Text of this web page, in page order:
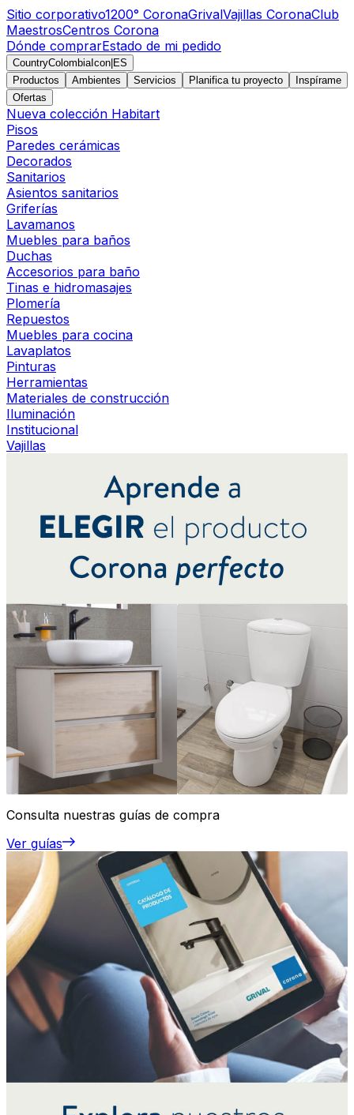
Sitio corporativo1200° CoronaGrivalVajillas CoronaClub
MaestrosCentros Corona
Dónde comprarEstado de mi pedido
CountryColombiaIcon ES
Productos
Ambientes Servicios Planifica tu proyecto
Inspírame
Ofertas
Nueva colección Habitart
Pisos
Paredes cerámicas
Decorados
Sanitarios
Asientos sanitarios
Griferías
Lavamanos
Muebles para baños
Duchas
Accesorios para baño
Tinas e hidromasajes
Plomería
Repuestos
Muebles para cocina
Lavaplatos
Pinturas
Herramientas
Materiales de construcción
Iluminación
Institucional
Vajillas
Consulta nuestras guías de compra
Ver guías